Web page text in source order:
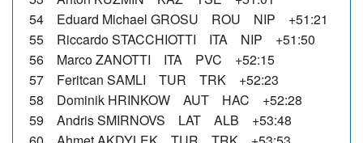
54 Eduard Michael GROSU ROU NIP +51:21
55 Riccardo STACCHIOTTI ITA NIP +51:50
56 Marco ZANOTTI ITA PVC +52:15
57 Feritcan SAMLI TUR TRK +52:23
58 Dominik HRINKOW AUT HAC +52:28
59 Andris SMIRNOVS LAT ALB +53:48